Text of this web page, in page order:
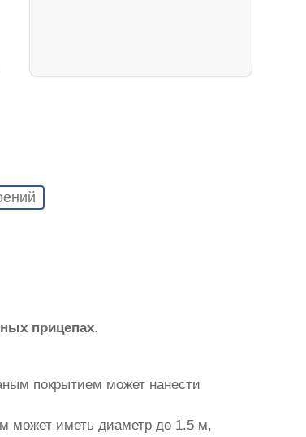
прицепах.
покрытием может нанести
может иметь диаметр до 1.5 м,